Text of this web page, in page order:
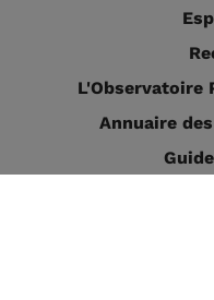
L'Observatoire
Annuaire